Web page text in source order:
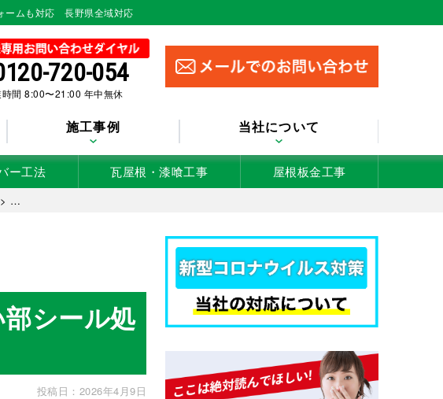
ームも対応 長野県全域対応
720-054
時間 8:00〜21:00 年中無休
施工事例 当社について
ー工法 瓦屋根・漆喰工事 屋根板金工事
>
シール処
投稿日：2026年4月9日